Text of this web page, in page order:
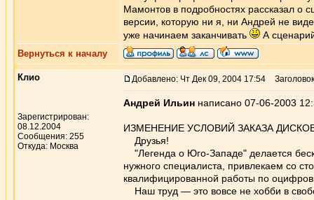
Мамонтов в подробностях рассказал о
версии, которую ни я, ни Андрей не
уже начинаем заканчивать
А
Вернуться к началу
Клио
Зарегистрирован:
08.12.2004
Сообщения: 255
Откуда: Москва
Добавлено: Чт Дек 09, 2004 17:54
Андрей Ильин написано 07-06-2003
ИЗМЕНЕНИЕ УСЛОВИЙ ЗАКАЗА
Друзья!
"Легенда о Юго-Западе" делается
нужного специалиста, привлекаем со
квалифицированной работы по
Наш труд — это вовсе не хобби в